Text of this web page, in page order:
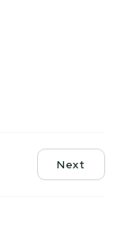
Next